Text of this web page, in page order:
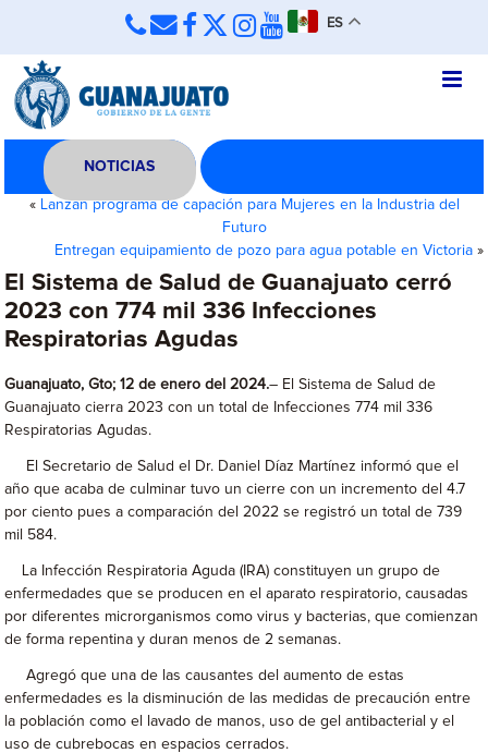
ES
NOTICIAS
« Lanzan programa de capación para Mujeres en la Industria del
Futuro
Entregan equipamiento de pozo para agua potable en Victoria»
El Sistema de Salud de Guanajuato cerró
2023 con 774 mil 336 Infecciones
Respiratorias Agudas
Guanajuato, Gto; 12 de enero del 2024.– El Sistema de Salud de
Guanajuato cierra 2023 con un total de Infecciones 774 mil 336
Respiratorias Agudas.
El Secretario de Salud el Dr. Daniel Díaz Martínez informó que el
año que acaba de culminar tuvo un cierre con un incremento del 4.7
por ciento pues a comparación del 2022 se registró un total de 739
mil 584.
La Infección Respiratoria Aguda (IRA) constituyen un grupo de
enfermedades que se producen en el aparato respiratorio, causadas
por diferentes microrganismos como virus y bacterias, que comienzan
de forma repentina y duran menos de 2 semanas.
Agregó que una de las causantes del aumento de estas
enfermedades es la disminución de las medidas de precaución entre
la población como el lavado de manos, uso de gel antibacterial y el
uso de cubrebocas en espacios cerrados.